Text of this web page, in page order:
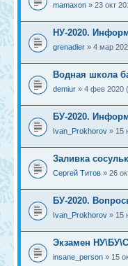
mamaxon » 23 окт
НУ-2020.
grenadier » 4 мар
Водная школа
demiur » 4 фев 2020
БУ-2020.
Ivan_Prokhorov » 15
Заливка
Сергей Титов » 26
БУ-2020.
Ivan_Prokhorov » 15
Экзамен
insane_person » 15